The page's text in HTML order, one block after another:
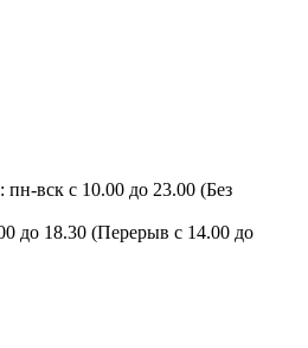
пн-вск с 10.00 до 23.00 (Без
до 18.30 (Перерыв с 14.00 до